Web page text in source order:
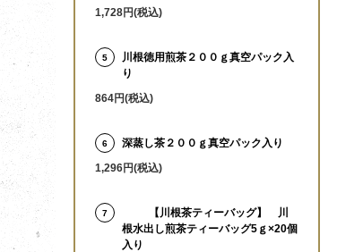
1,728円(税込)
5
川根徳用煎茶２００ｇ真空パック入
り
864円(税込)
6
深蒸し茶２００ｇ真空パック入り
1,296円(税込)
7
【川根茶ティーバッグ】 川
根水出し煎茶ティーバッグ5ｇ×20個
入り